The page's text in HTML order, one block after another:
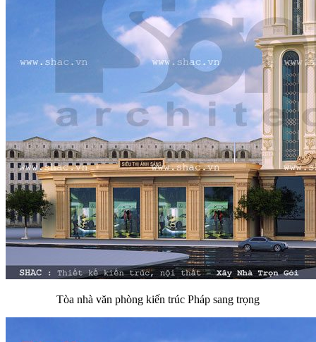
Tòa nhà văn phòng kiến trúc Pháp sang trọng